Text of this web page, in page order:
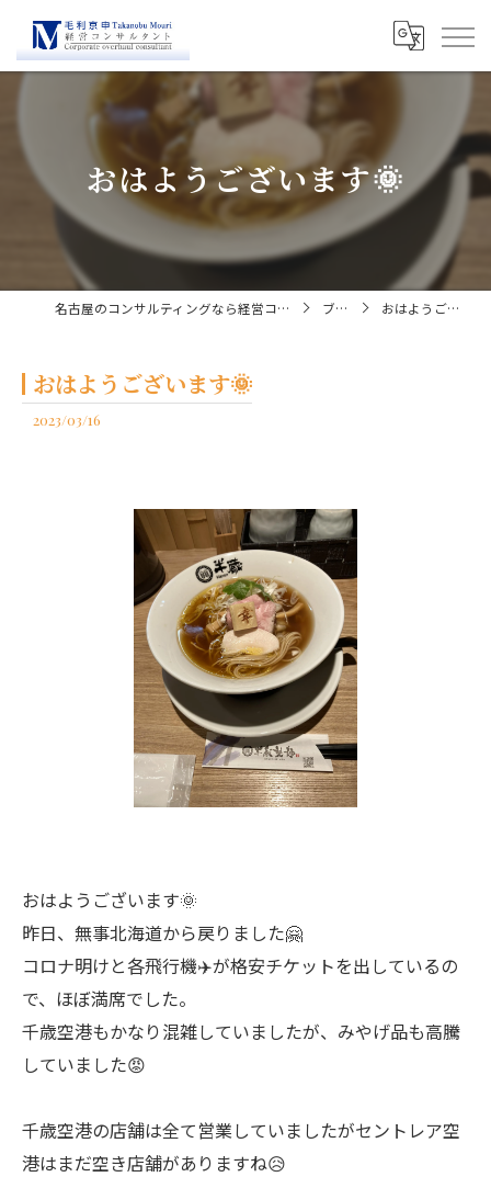
おはようございます🌞
名古屋のコンサルティングなら経営コンサルタント毛利京申 ブログ おはようございます🌞
おはようございます🌞
2023/03/16
おはようございます🌞
昨日、無事北海道から戻りました🤗
コロナ明けと各飛行機✈️が格安チケットを出しているの
で、ほぼ満席でした。
千歳空港もかなり混雑していましたが、みやげ品も高騰
していました😡
千歳空港の店舗は全て営業していましたがセントレア空
港はまだ空き店舗がありますね😥